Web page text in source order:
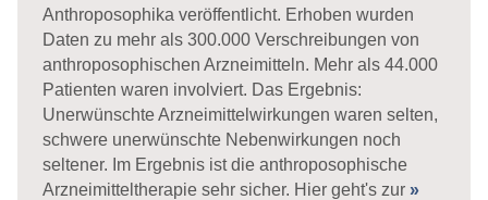
Anthroposophika veröffentlicht. Erhoben wurden
Daten zu mehr als 300.000 Verschreibungen von
anthroposophischen Arzneimitteln. Mehr als 44.000
Patienten waren involviert. Das Ergebnis:
Unerwünschte Arzneimittelwirkungen waren selten,
schwere unerwünschte Nebenwirkungen noch
seltener. Im Ergebnis ist die anthroposophische
Arzneimitteltherapie sehr sicher. Hier geht's zur »